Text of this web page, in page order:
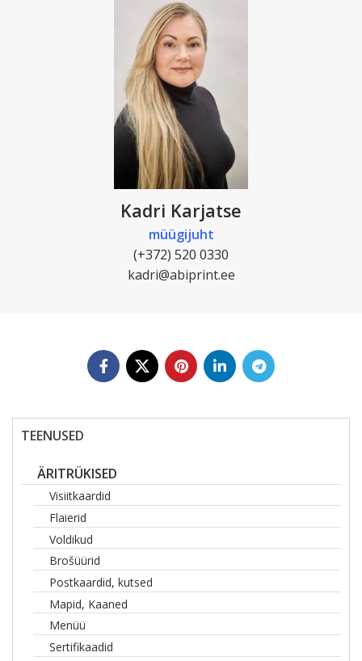
Kadri Karjatse
müügijuht
(+372) 520 0330
kadri@abiprint.ee
TEENUSED
ÄRITRÜKISED
Visiitkaardid
Flaierid
Voldikud
Brošüürid
Postkaardid, kutsed
Mapid, Kaaned
Menüü
Sertifikaadid